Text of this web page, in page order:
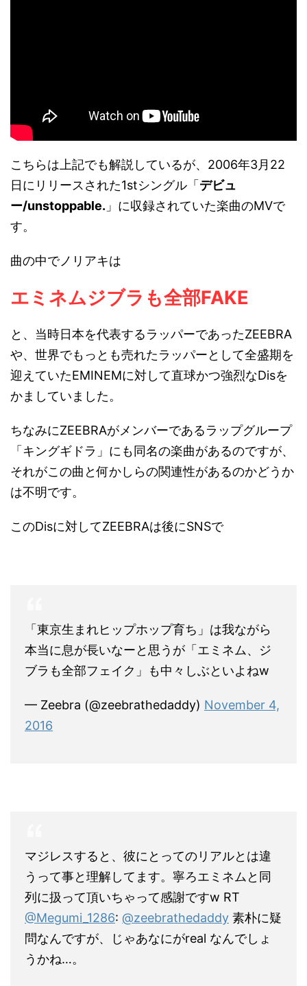
こちらは上記でも解説しているが、2006年3月22
日にリリースされた1stシングル「 デビュ
ー/unstoppable. 」に収録されていた楽曲のMVで
す。
曲の中でノリアキは
エミネムジブラも全部FAKE
と、当時日本を代表するラッパーであったZEEBRA
や、世界でもっとも売れたラッパーとして全盛期を
迎えていたEMINEMに対して直球かつ強烈なDisを
かましていました。
ちなみにZEEBRAがメンバーであるラップグループ
「キングギドラ」にも同名の楽曲があるのですが、
それがこの曲と何かしらの関連性があるのかどうか
は不明です。
このDisに対してZEEBRAは後にSNSで
「東京生まれヒップホップ育ち」は我ながら
本当に息が長いなーと思うが「エミネム、ジ
ブラも全部フェイク」も中々しぶといよねw
— Zeebra (@zeebrathedaddy) November 4,
2016
マジレスすると、彼にとってのリアルとは違
うって事と理解してます。寧ろエミネムと同
列に扱って頂いちゃって感謝ですw RT
@Megumi_1286: @zeebrathedaddy 素朴に疑
問なんですが、じゃあなにがreal なんでしょ
うかね…。